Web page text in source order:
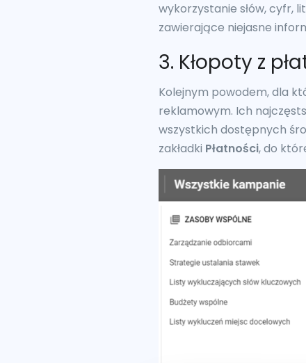
wykorzystanie słów, cyfr,
zawierające niejasne
3. Kłopoty z
Kolejnym powodem, dla
reklamowym. Ich
wszystkich dostępnych
zakładki Płatności, do